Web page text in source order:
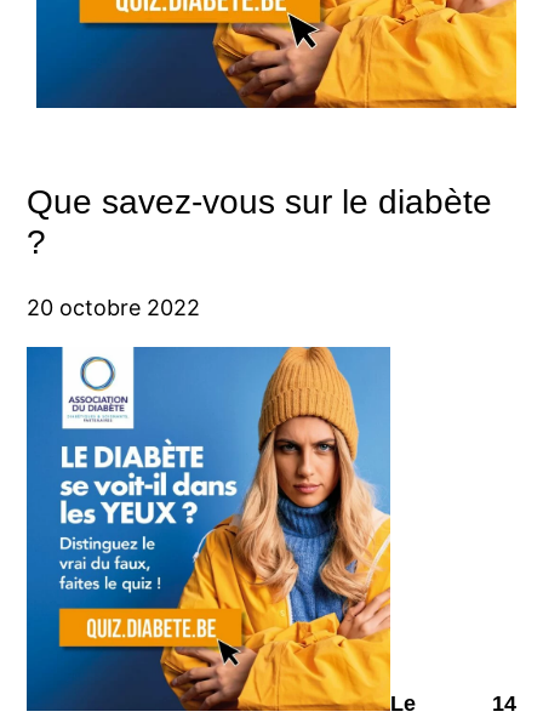
Que savez-vous sur le diabète
?
20 octobre 2022
Le 14